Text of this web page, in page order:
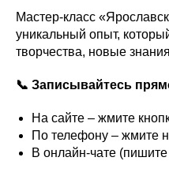
Мастер-класс
уникальный опыт,
творчества, новые
📞 Записывайтесь
На сайте – жмите
По телефону – жмите
В онлайн-чате